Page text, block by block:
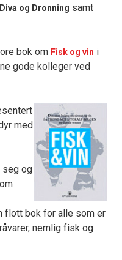
og Dronning samt
bok om Fisk og vin i
gode kolleger ved
med
seg og
flott bok for alle som er
nemlig fisk og